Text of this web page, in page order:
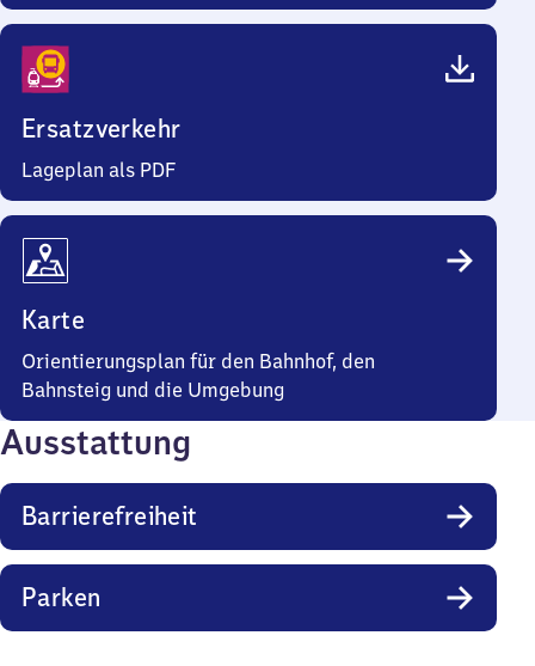
Ersatzverkehr
Lageplan als PDF
Karte
Orientierungsplan für den Bahnhof, den
Bahnsteig und die Umgebung
Ausstattung
Barrierefreiheit
Parken